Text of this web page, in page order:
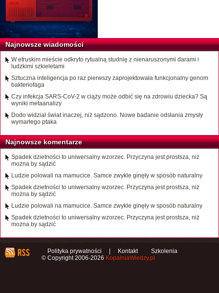
Najnowsze wiadomości
W etruskim mieście odkryto rytualną studnię z nienaruszonymi darami i
ludzkimi szkieletami
Sztuczna inteligencja po raz pierwszy zaprojektowała funkcjonalny genom
bakteriofaga
Czy infekcja SARS-CoV-2 w ciąży może odbić się na zdrowiu dziecka? Są
wyniki metaanalizy
Dodo widział świat inaczej, niż sądzono. Nowe badanie odsłania zmysły
wymarłego ptaka
Najnowsze komentarze
Spadek dzietności to uniwersalny wzorzec. Przyczyna jest prostsza, niż
można by sądzić
Ludzie polowali na mamucice. Samce zwykle ginęły w sposób naturalny
Spadek dzietności to uniwersalny wzorzec. Przyczyna jest prostsza, niż
można by sądzić
Ludzie polowali na mamucice. Samce zwykle ginęły w sposób naturalny
Spadek dzietności to uniwersalny wzorzec. Przyczyna jest prostsza, niż
można by sądzić
Polityka prywatności Kontakt
Szkolenia
© Copyright 2006-2026 KopalniaWiedzy.pl